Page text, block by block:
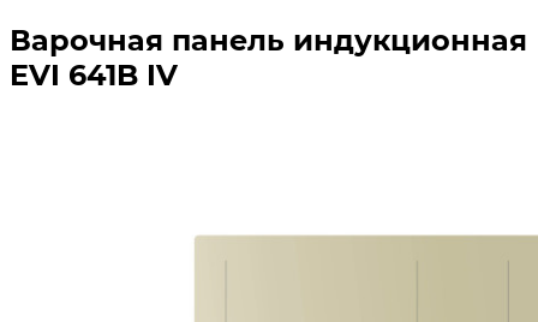
Варочная панель индукционная
EVI 641B IV